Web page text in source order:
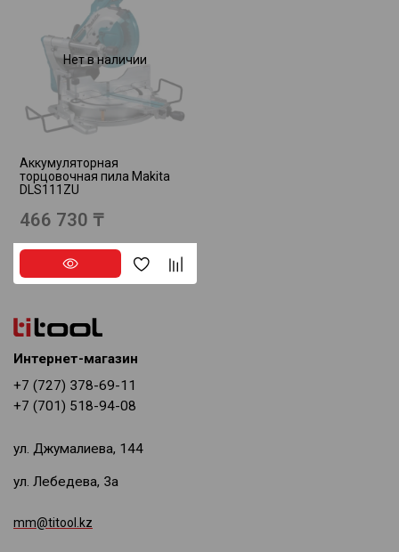
Нет в наличии
Аккумуляторная
торцовочная пила Makita
DLS111ZU
466 730 ₸
Интернет-магазин
+7 (727) 378-69-11
+7 (701) 518-94-08
ул. Джумалиева, 144
ул. Лебедева, 3а
mm@titool.kz